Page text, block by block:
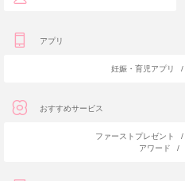
アプリ
妊娠・育児アプリ /
おすすめサービス
ファーストプレゼント /
アワード
/